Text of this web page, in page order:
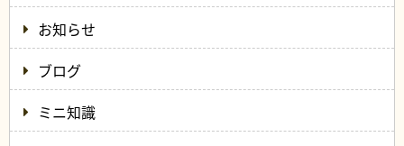
お知らせ
ブログ
ミニ知識